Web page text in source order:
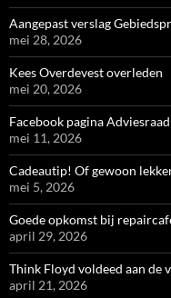
Aangepast verslag
mei 28, 2026
Kees Overdevest overleden
mei 20, 2026
Facebook pagina
mei 11, 2026
Cadeautip! Of gewoon
mei 5, 2026
Goede opkomst bij
april 29, 2026
Think Floyd voldeed aan de
april 21, 2026